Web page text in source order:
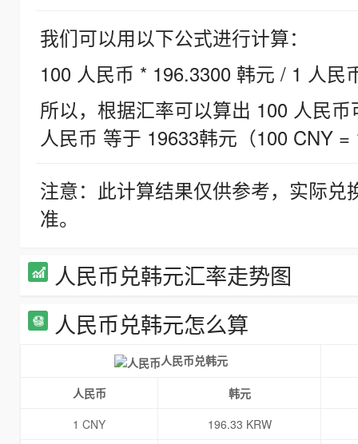
我们可以用以下公式进行计算：
100 人民币 * 196.3300 韩元 / 1 人民
所以，根据汇率可以算出 100 人民
人民币 等于 19633韩元（100 CNY =
注意：此计算结果仅供参考，实际
准。
人民币兑韩元汇率走势图
人民币兑韩元怎么算
人民币兑韩元
人民币
韩元
1 CNY
196.33 KRW